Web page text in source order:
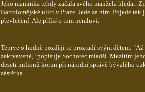
Jeho maminka tehdy začala svého manžela hledat.
Bartolomějské ulici v Praze. Jede za ním. Pojede tak
převlečení. Ale příliš o tom nemluví.
Teprve o hodně později to prozradí svým dětem:
zakrvavené," popisuje Sochorec mladší. Mezitím
deseti milionů korun při národní správě bývalého
zástěrka.